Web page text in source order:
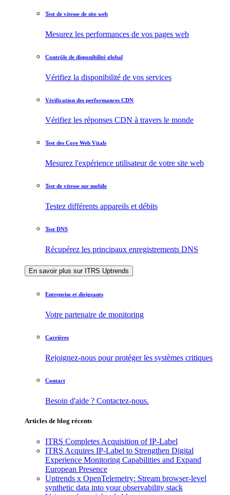
Test de vitesse de site web
Mesurez les performances de vos pages web
Contrôle de disponibilité global
Vérifiez la disponibilité de vos services
Vérification des performances CDN
Vérifiez les réponses CDN à travers le monde
Test des Core Web Vitals
Mesurez l'expérience utilisateur de votre site web
Test de vitesse sur mobile
Testez différents appareils et débits
Test DNS
Récupérez les principaux enregistrements DNS
En savoir plus sur ITRS Uptrends
Entreprise et dirigeants
Votre partenaire de monitoring
Carrières
Rejoignez-nous pour protéger les systèmes critiques
Contact
Besoin d'aide ? Contactez-nous.
Articles de blog récents
ITRS Completes Acquisition of IP-Label
ITRS Acquires IP-Label to Strengthen Digital
Experience Monitoring Capabilities and Expand
European Presence
Uptrends x OpenTelemetry: Stream browser-level
synthetic data into your observability stack